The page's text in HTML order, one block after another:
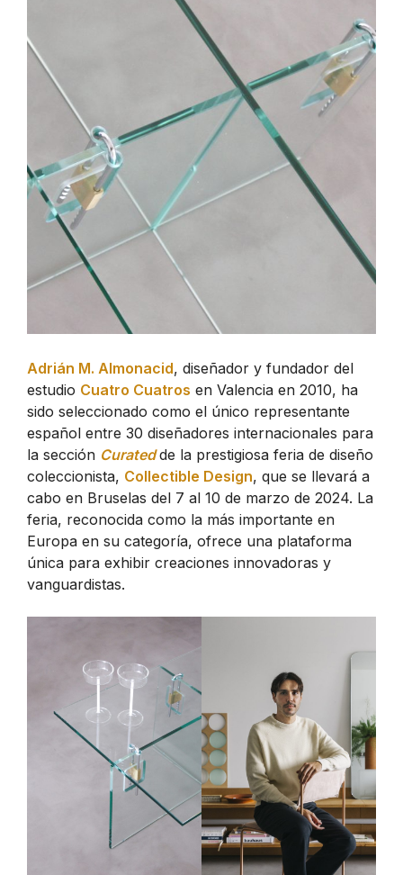
Adrián M. Almonacid, diseñador y fundador del
estudio Cuatro Cuatros en Valencia en 2010, ha
sido seleccionado como el único representante
español entre 30 diseñadores internacionales para
la sección Curatedde la prestigiosa feria de diseño
coleccionista, Collectible Design, que se llevará a
cabo en Bruselas del 7 al 10 de marzo de 2024. La
feria, reconocida como la más importante en
Europa en su categoría, ofrece una plataforma
única para exhibir creaciones innovadoras y
vanguardistas.